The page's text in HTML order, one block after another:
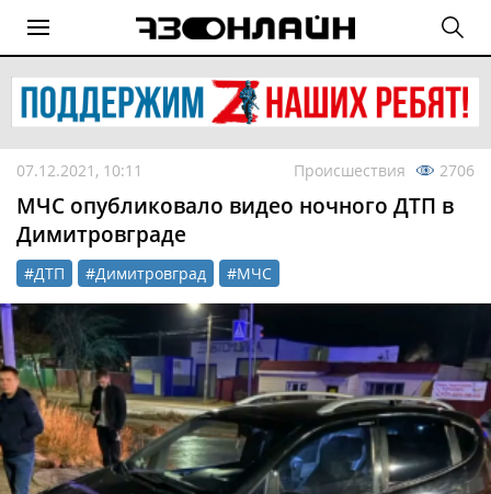
07.12.2021, 10:11 Происшествия 2706
МЧС опубликовало видео ночного ДТП в
Димитровграде
#ДТП #Димитровград #МЧС